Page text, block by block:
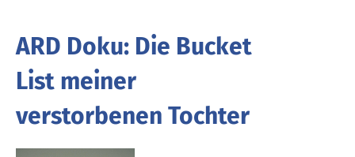
ARD Doku: Die Bucket
List meiner
verstorbenen Tochter